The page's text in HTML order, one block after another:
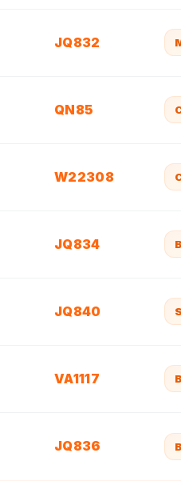
JQ832
QN85
W22308
JQ834
JQ840
VA1117
JQ836